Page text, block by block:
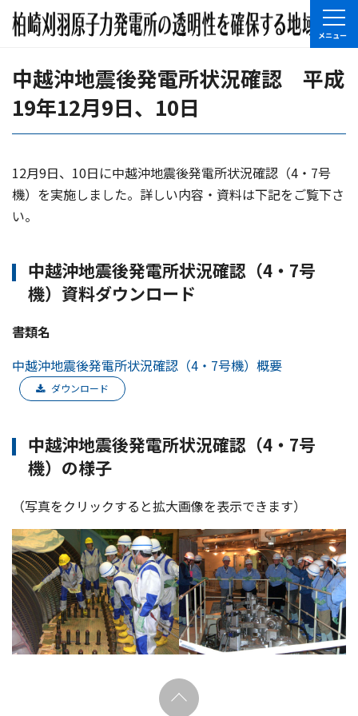
中越沖地震後発電所状況確認 平成
19年12月9日、10日
12月9日、10日に中越沖地震後発電所状況確認（4・7号
機）を実施しました。詳しい内容・資料は下記をご覧下さ
い。
中越沖地震後発電所状況確認（4・7号
機）資料ダウンロード
書類名
中越沖地震後発電所状況確認（4・7号機）概要
ダウンロード
中越沖地震後発電所状況確認（4・7号
機）の様子
（写真をクリックすると拡大画像を表示できます）